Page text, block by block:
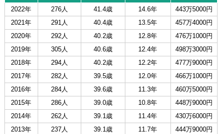
2022年
276人 41.4歳 14.6年
443万5000円
2021年
291人 40.4歳 13.5年
457万4000円
2020年
292人 40.2歳 12.8年
476万1000円
2019年
305人 40.6歳 12.4年
498万3000円
2018年
294人 40.2歳 12.2年
477万9000円
2017年
282人 39.5歳 12.0年
466万1000円
2016年
284人 39.6歳 11.3年
460万5000円
2015年
286人 39.0歳 10.8年
448万9000円
2014年
262人 39.1歳 11.4年
430万6000円
2013年
237人 39.1歳 11.7年
444万9000円